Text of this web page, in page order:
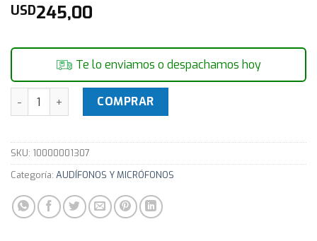
USD245,00
Te lo enviamos o despachamos hoy
Auricular Corsair H2100 cantidad
COMPRAR
SKU: 10000001307
Categoría: AUDÍFONOS Y MICRÓFONOS